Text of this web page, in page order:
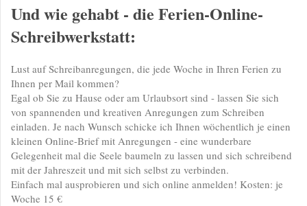
Und wie gehabt - die Ferien-Online-
Schreibwerkstatt:
Lust auf Schreibanregungen, die jede Woche in Ihren Ferien zu
Ihnen per Mail kommen?
Egal ob Sie zu Hause oder am Urlaubsort sind - lassen Sie sich
von spannenden und kreativen Anregungen zum Schreiben
einladen. Je nach Wunsch schicke ich Ihnen wöchentlich je einen
kleinen Online-Brief mit Anregungen - eine wunderbare
Gelegenheit mal die Seele baumeln zu lassen und sich schreibend
mit der Jahreszeit und mit sich selbst zu verbinden.
Einfach mal ausprobieren und sich online anmelden! Kosten: je
Woche 15 €